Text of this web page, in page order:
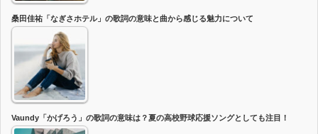
桑田佳祐「なぎさホテル」の歌詞の意味と曲から感じる魅力について
Vaundy「かげろう」の歌詞の意味は？夏の高校野球応援ソングとしても注目！